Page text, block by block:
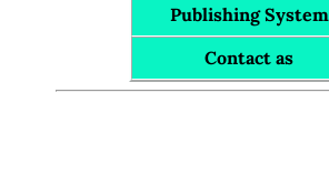
Publishing System
Contact as